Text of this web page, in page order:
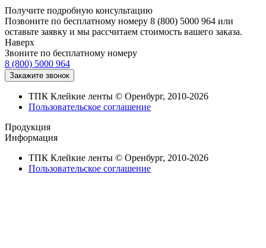
Получите подробную консультацию
Позвоните по бесплатному номеру 8 (800) 5000 964 или
оставьте заявку и мы рассчитаем стоимость вашего заказа.
Наверх
Звоните по бесплатному номеру
8 (800) 5000 964
ТПК Клейкие ленты © Оренбург, 2010-2026
Пользовательское соглашение
Продукция
Информация
ТПК Клейкие ленты © Оренбург, 2010-2026
Пользовательское соглашение